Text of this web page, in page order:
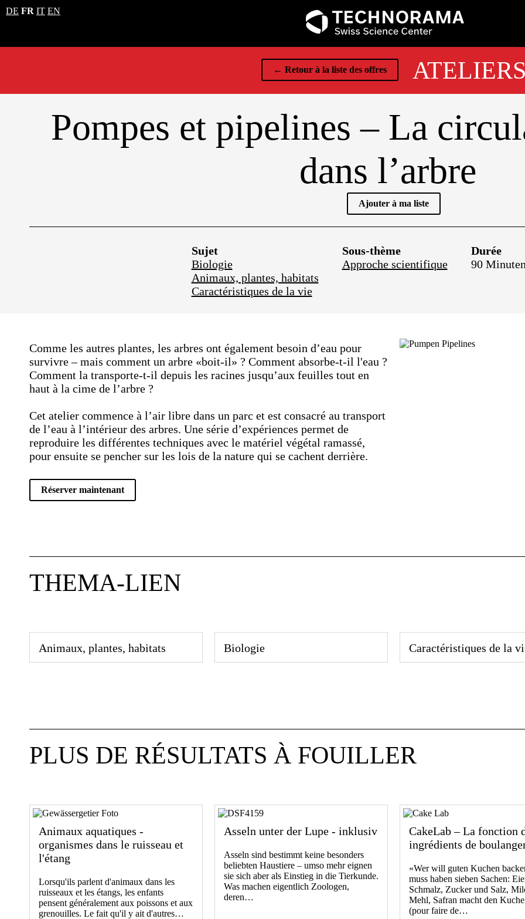
DE FR IT EN
← Retour à la liste des offres
Pompes et pipelines – La
dans l’arbre
Ajouter à ma liste
Sujet
Biologie
Animaux, plantes, habitats
Caractéristiques de la vie
Sous-thème
Approche scientifique
Durée
90
Comme les autres plantes, les arbres ont également besoin d’eau pour
survivre – mais comment un arbre «boit-il» ? Comment absorbe-t-il l'eau ?
Comment la transporte-t-il depuis les racines jusqu’aux feuilles tout en
haut à la cime de l’arbre ?
Cet atelier commence à l’air libre dans un parc et est consacré au transport
de l’eau à l’intérieur des arbres. Une série d’expériences permet de
reproduire les différentes techniques avec le matériel végétal ramassé,
pour ensuite se pencher sur les lois de la nature qui se cachent derrière.
Réserver maintenant
THEMA-LIEN
Animaux, plantes, habitats Biologie Caractéristiques de la
PLUS DE RÉSULTATS À FOUILLER
Animaux aquatiques -
organismes dans le ruisseau et
l'étang
Lorsqu'ils parlent d'animaux dans les
ruisseaux et les étangs, les enfants
pensent généralement aux poissons et aux
grenouilles. Le fait qu'il y ait d'autres…
Asseln unter der Lupe - inklusiv
Asseln sind bestimmt keine besonders
beliebten Haustiere – umso mehr eignen
sie sich aber als Einstieg in die Tierkunde.
Was machen eigentlich Zoologen,
deren…
CakeLab – La fonction
ingrédients de
«Wer will guten Kuchen
muss haben sieben Sachen:
Schmalz, Zucker und Salz,
Mehl, Safran macht den
(pour faire de…